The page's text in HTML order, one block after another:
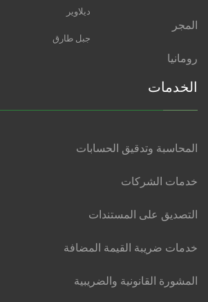
المجر
رومانيا
ديلاوير
جبل طارق
الخدمات
المحاسبة وتدقيق الحسابات
خدمات الشركات
التصديق على المستندات
خدمات ضريبة القيمة المضافة
المشورة القانونية والضريبية